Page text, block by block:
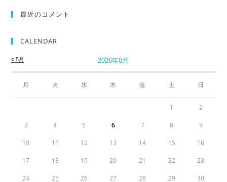
最近のコメント
CALENDAR
2026年8月
月 火 水 木 金 土 日
« 5月
1 2
3 4 5 6 7 8 9
10 11 12 13 14 15 16
17 18 19 20 21 22 23
24 25 26 27 28 29 30